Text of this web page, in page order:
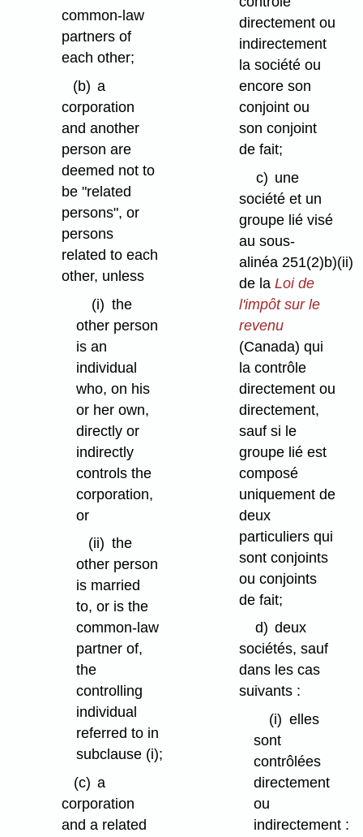
common-law
partners of
each other;
(b) a
corporation
and another
person are
deemed not to
be "related
persons", or
persons
related to each
other, unless
(i) the
other person
is an
individual
who, on his
or her own,
directly or
indirectly
controls the
corporation,
or
(ii) the
other person
is married
to, or is the
common-law
partner of,
the
controlling
individual
referred to in
subclause (i);
(c) a
corporation
and a related
directement ou
indirectement
la société ou
encore son
conjoint ou
son conjoint
de fait;
c) une
société et un
groupe lié visé
au sous-
alinéa 251(2)b)⁠(ii)
de laLoi de
l'impôt sur le
revenu
(Canada) qui
la contrôle
directement ou
directement,
sauf si le
groupe lié est
composé
uniquement de
deux
particuliers qui
sont conjoints
ou conjoints
de fait;
d) deux
sociétés, sauf
dans les cas
suivants :
(i) elles
sont
contrôlées
directement
ou
indirectement :